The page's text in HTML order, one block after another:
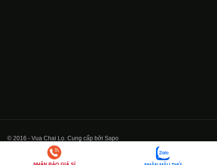
© 2016 - Vua Chai Lọ. Cung cấp bởi Sapo